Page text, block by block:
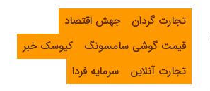
تجارت گردان
جهش اقتصاد
قیمت گوشی سامسونگ
کیوسک خبر
تجارت آنلاین
سرمایه فردا